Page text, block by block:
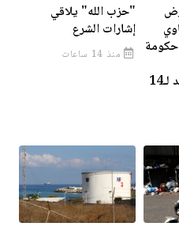
حكومة
«سوليدير» وتمديد لـ14
"حزب الله" يلاقي
إشارات الشرع
منذ 14 ساعات